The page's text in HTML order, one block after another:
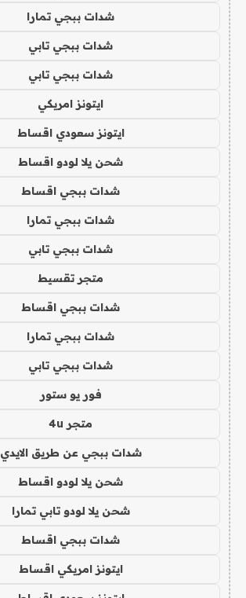
شدات ببجي تمارا
شدات ببجي تابي
شدات ببجي تابي
ايتونز امريكي
ايتونز سعودي اقساط
شحن يلا لودو اقساط
شدات ببجي اقساط
شدات ببجي تمارا
شدات ببجي تابي
متجر تقسيط
شدات ببجي اقساط
شدات ببجي تمارا
شدات ببجي تابي
فور يو ستور
متجر 4u
شدات ببجي عن طريق الايدي
شحن يلا لودو اقساط
شحن يلا لودو تابي تمارا
شدات ببجي اقساط
ايتونز امريكي اقساط